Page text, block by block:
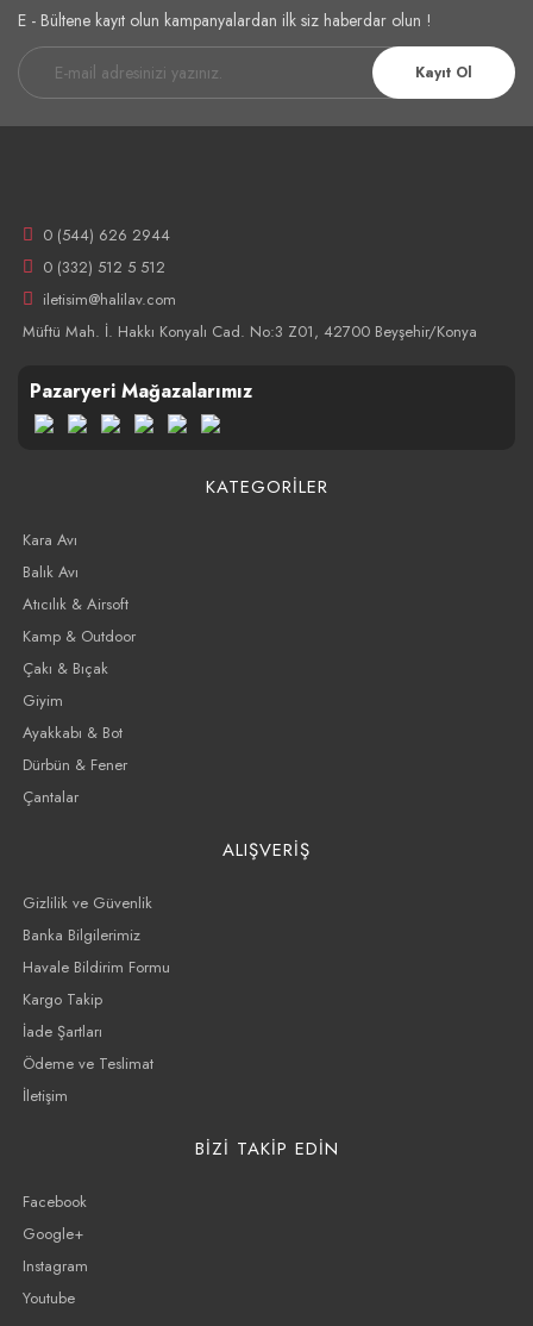
E - Bültene kayıt olun kampanyalardan ilk siz haberdar olun !
Kayıt Ol
0 (544) 626 2944
0 (332) 512 5 512
iletisim@halilav.com
Müftü Mah. İ. Hakkı Konyalı Cad. No:3 Z01, 42700 Beyşehir/Konya
Pazaryeri Mağazalarımız
KATEGORİLER
Kara Avı
Balık Avı
Atıcılık & Airsoft
Kamp & Outdoor
Çakı & Bıçak
Giyim
Ayakkabı & Bot
Dürbün & Fener
Çantalar
ALIŞVERİŞ
Gizlilik ve Güvenlik
Banka Bilgilerimiz
Havale Bildirim Formu
Kargo Takip
İade Şartları
Ödeme ve Teslimat
İletişim
BİZİ TAKİP EDİN
Facebook
Google+
Instagram
Youtube